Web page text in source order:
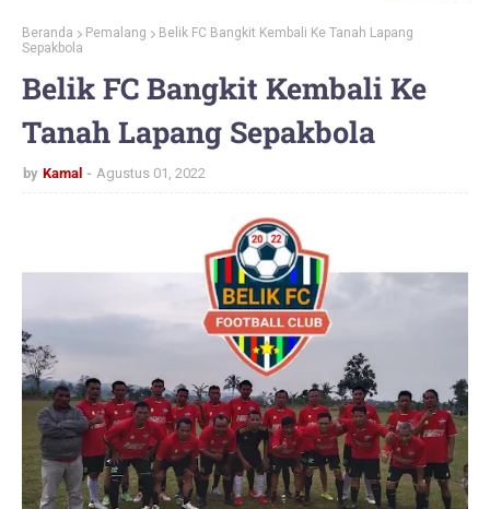
Beranda Pemalang
Belik FC Bangkit Kembali Ke Tanah Lapang
Sepakbola
Belik FC Bangkit Kembali Ke
Tanah Lapang Sepakbola
by Kamal Agustus 01, 2022